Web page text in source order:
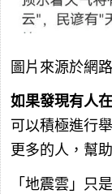
圖片來源於網路
如果發現有人
可以積極進行
更多的人，幫
「地震雲」只